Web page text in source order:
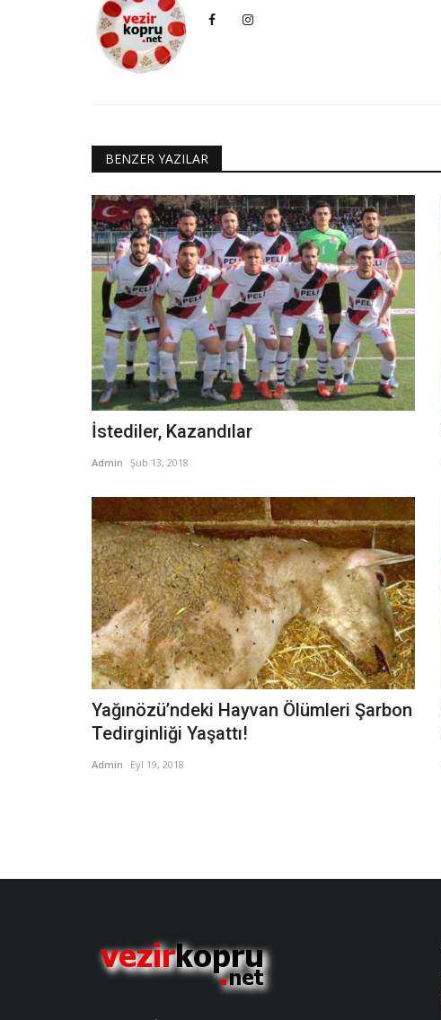
BENZER YAZILAR
İstediler, Kazandılar
Admin Şub 13, 2018
Yağınözü’ndeki Hayvan Ölümleri Şarbon
Tedirginliği Yaşattı!
Admin Eyl 19, 2018